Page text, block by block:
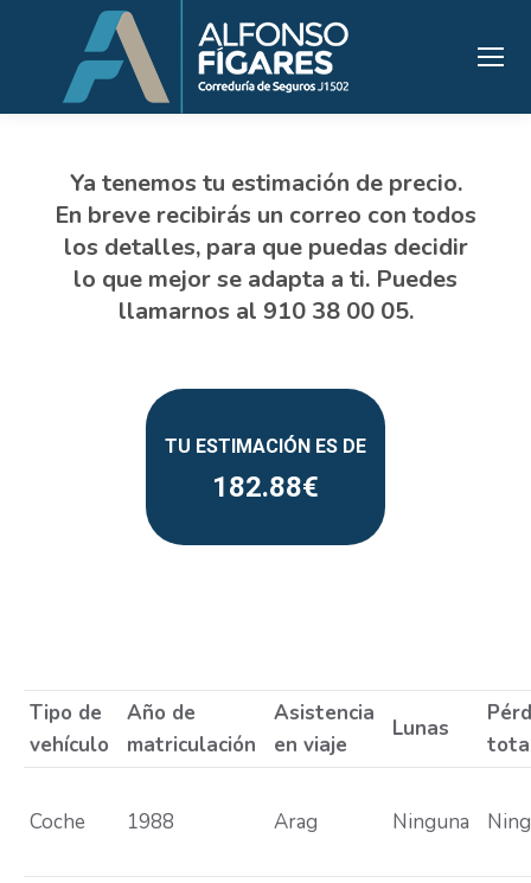
182.88
Tipo de
vehículo
Año de
matriculación
Asistencia
en viaje
Lunas
Coche 1988 Arag Ninguna